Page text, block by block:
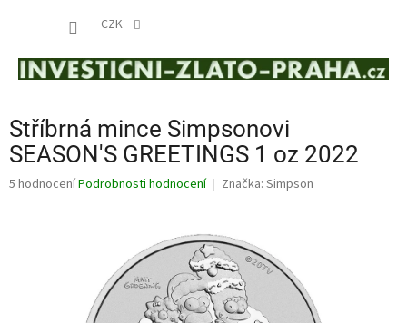
CZK
Stříbrná mince Simpsonovi
SEASON'S GREETINGS 1 oz 2022
Průměrné
5 hodnoceníPodrobnosti hodnocení Značka: Simpson